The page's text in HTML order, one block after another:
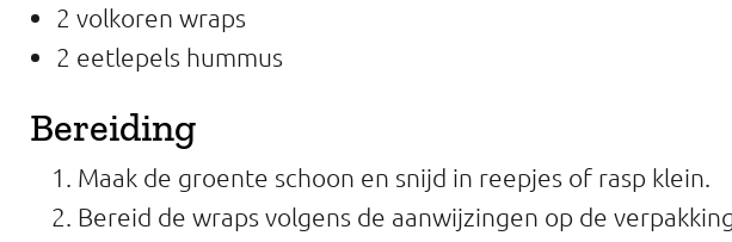
2 volkoren wraps
2 eetlepels hummus
Bereiding
Maak de groente schoon en snijd in reepjes of rasp klein.
Bereid de wraps volgens de aanwijzingen op de